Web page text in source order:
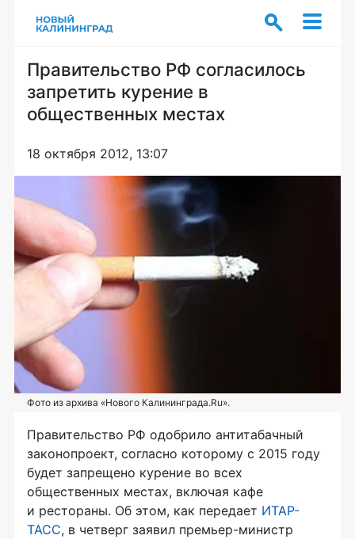
Правительство РФ согласилось
запретить курение в
общественных местах
18 октября 2012, 13:07
Фото из архива «Нового Калининграда.Ru».
Правительство РФ одобрило антитабачный
законопроект, согласно которому с 2015 году
будет запрещено курение во всех
общественных местах, включая кафе
и рестораны. Об этом, как передает ИТАР-
ТАСС, в четверг заявил премьер-министр